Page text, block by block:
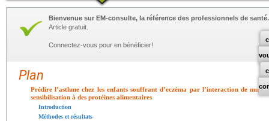
Bienvenue sur EM-consulte, la référence des professionnels de santé.
Article gratuit.
Connectez-vous pour en bénéficier!
Plan
Prédire l’asthme chez les enfants souffrant d’eczéma par l’interaction de
sensibilisation à des protéines alimentaires
Introduction
Méthodes et résultats